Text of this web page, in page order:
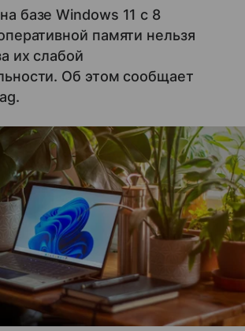
базе Windows 11 c 8
памяти нельзя
их слабой
Об этом сообщает